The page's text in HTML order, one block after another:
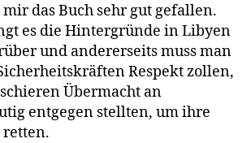
das Buch sehr gut gefallen.
es die Hintergründe in Libyen
und andererseits muss man
Respekt zollen,
Übermacht an
entgegen stellten, um ihre
retten.